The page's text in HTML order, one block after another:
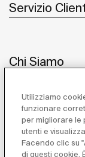
Servizio
Chi Siamo
Ispirazione
Utilizziamo
funzionare
per migliorare le
utenti e
Facendo clic su
di questi cookie.